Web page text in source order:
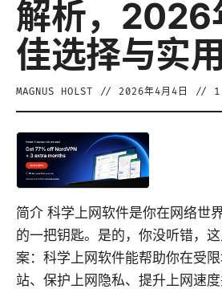
解析，2026
佳选择与实
MAGNUS HOLST // 2026年4月4日 // 1
简介 科学上网软件是你在网络世
的一把钥匙。是的，你没听错，
案：科学上网软件能帮助你在受
站、保护上网隐私、提升上网速